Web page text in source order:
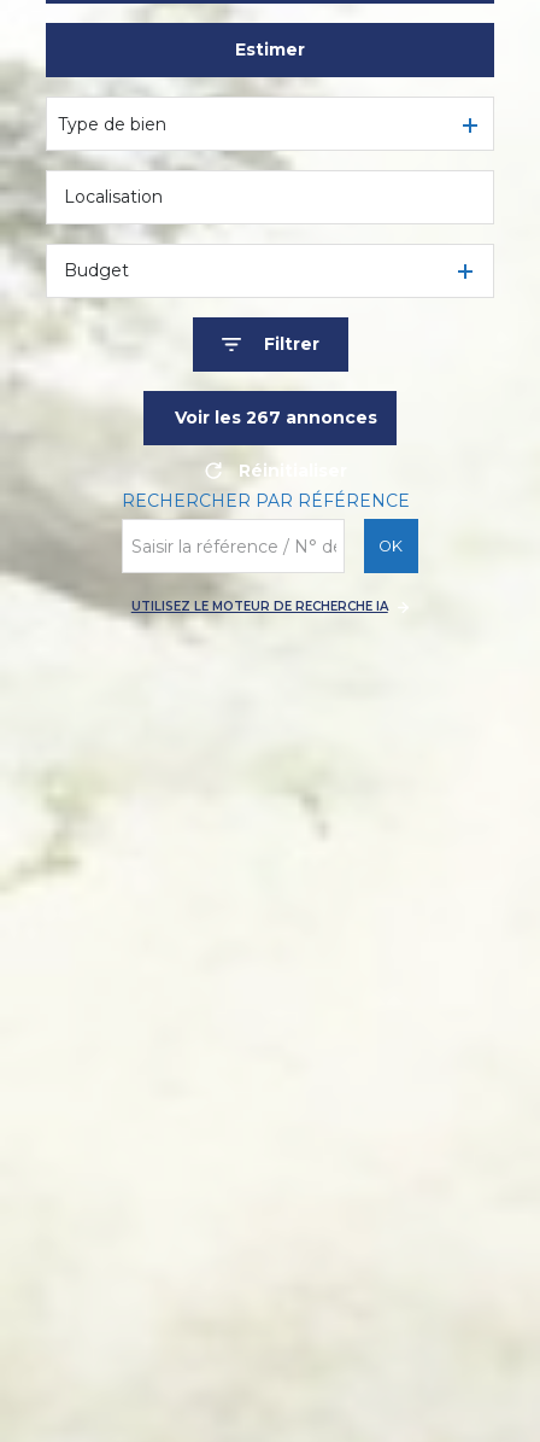
De l'immo pro
Estimer
Type de bien
Budget
Filtrer
Voir les 267 annonces
Réinitialiser
RECHERCHER PAR RÉFÉRENCE
OK
UTILISEZ LE MOTEUR DE RECHERCHE IA